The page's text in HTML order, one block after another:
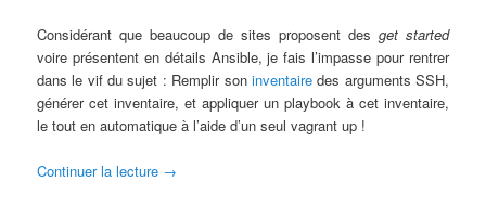
Considérant que beaucoup de sites proposent des get started
voire présentent en détails Ansible, je fais l’impasse pour rentrer
dans le vif du sujet : Remplir son inventairedes arguments SSH,
générer cet inventaire, et appliquer un playbook à cet inventaire,
le tout en automatique à l’aide d’un seul vagrant up !
Continuer la lecture →